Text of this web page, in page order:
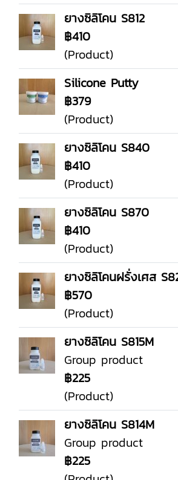
ยางซิลิโคน S812
฿410
(Product)
Silicone Putty
฿379
(Product)
ยางซิลิโคน S840
฿410
(Product)
ยางซิลิโคน S870
฿410
(Product)
ยางซิลิโคนฝรั่งเศส
฿570
(Product)
ยางซิลิโคน S815M
Group product
฿225
(Product)
ยางซิลิโคน S814M
Group product
฿225